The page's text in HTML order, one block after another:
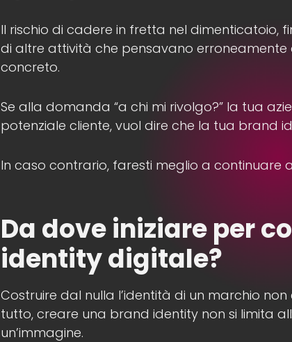
Il rischio di cadere in fretta nel dimenticatoio,
di altre attività che pensavano erroneamente
concreto.
Se alla domanda “a chi mi rivolgo?” la tua
potenziale cliente, vuol dire che la tua brand
In caso contrario, faresti meglio a continuare
Da dove iniziare per
identitydigitale?
Costruire dal nulla l’identità di un marchio
tutto, creare una brand identity non si limita
un’immagine.